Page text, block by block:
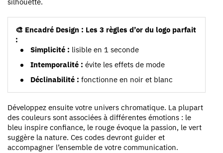
🎨 Encadré Design : Les 3 règles d’or du logo parfait
:
Simplicité : lisible en 1 seconde
Intemporalité : évite les effets de mode
Déclinabilité : fonctionne en noir et blanc
Développez ensuite votre univers chromatique. La plupart
des couleurs sont associées à différentes émotions : le
bleu inspire confiance, le rouge évoque la passion, le vert
suggère la nature. Ces codes devront guider et
accompagner l’ensemble de votre communication.